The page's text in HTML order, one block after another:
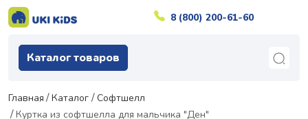
8 (800) 200-61-60
Каталог товаров
Главная Каталог
Софтшелл
Куртка из софтшелла для мальчика "Ден"